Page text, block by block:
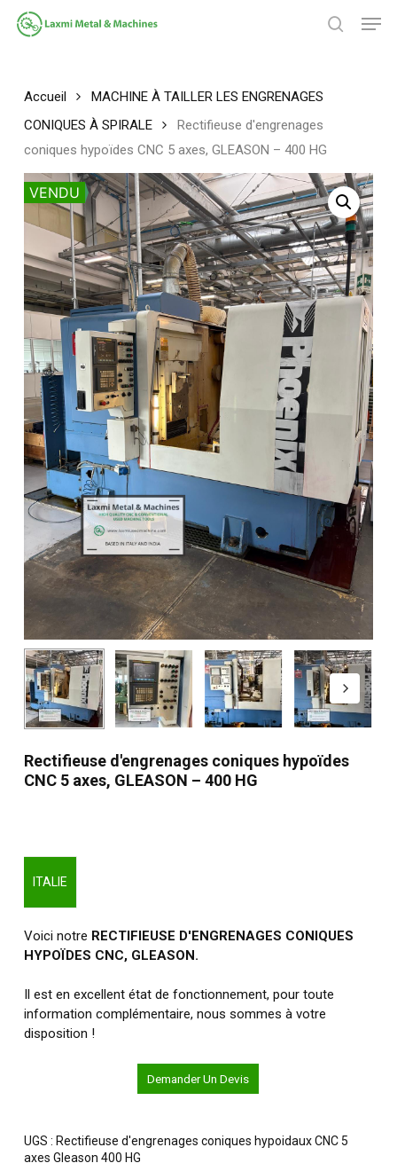
Passer
Accueil
MACHINE À TAILLER LES ENGRENAGES
CONIQUES À SPIRALE
Rectifieuse d'engrenages
coniques hypoïdes CNC 5 axes, GLEASON – 400 HG
VENDU
Rectifieuse d'engrenages coniques hypoïdes
CNC 5 axes, GLEASON – 400 HG
ITALIE
Voici notre RECTIFIEUSE D'ENGRENAGES CONIQUES
HYPOÏDES CNC, GLEASON.
Il est en excellent état de fonctionnement, pour toute
information complémentaire, nous sommes à votre
disposition !
Demander Un Devis
UGS : Rectifieuse d'engrenages coniques hypoidaux CNC 5
axes Gleason 400 HG